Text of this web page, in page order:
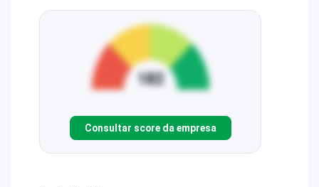
Consultar score da empresa